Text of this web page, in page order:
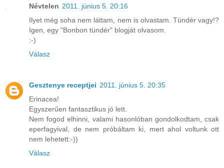
Névtelen 2011. június 5. 20:16
Ilyet még soha nem láttam, nem is olvastam. Tündér vagy!?
Igen, egy "Bonbon tündér" blogját olvasom.
:-)
Válasz
Gesztenye receptjei 2011. június 5. 20:35
Erinacea!
Egyszerűen fantasztikus jó lett.
Nem fogod elhinni, valami hasonlóban gondolkodtam, csak
eperfagyival, de nem próbáltam ki, mert ahol voltunk ott
nem lehetett:-))
Válasz